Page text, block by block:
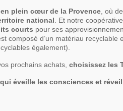
plein cœur de la Provence , où
national . Et notre
courts pour ses
composé d’un matériau
également).
prochains achats,choisissez les
éveille les consciences et